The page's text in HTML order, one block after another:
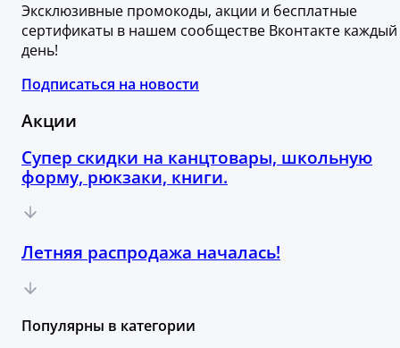
Эксклюзивные промокоды, акции и бесплатные
сертификаты в нашем сообществе Вконтакте каждый
день!
Подписаться на новости
Акции
Супер скидки на канцтовары, школьную
форму, рюкзаки, книги.
Летняя распродажа началась!
Популярны в категории